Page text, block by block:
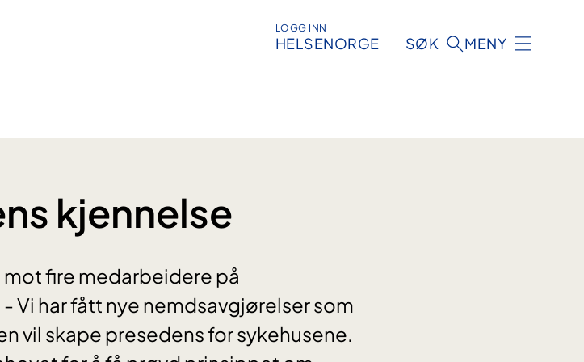
LOGG INN
HELSENORGE SØK MENY
kjennelse
mot fire medarbeidere på
Vi har fått nye nemdsavgjørelser som
vil skape presedens for sykehusene.